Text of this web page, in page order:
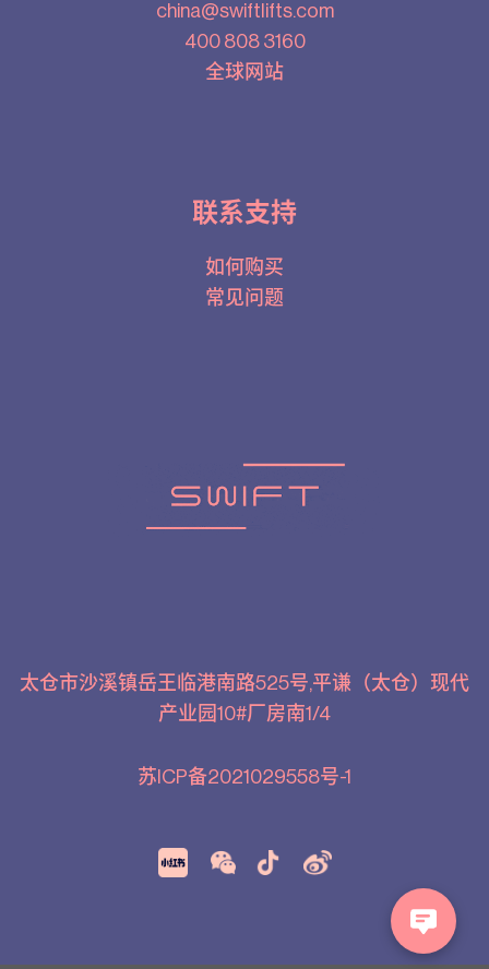
china@swiftlifts.com
400 808 3160
全球网站
联系支持
如何购买
常见问题
太仓市沙溪镇岳王临港南路525号,平谦（太仓）现代
产业园10#厂房南1/4
苏ICP备2021029558号-1